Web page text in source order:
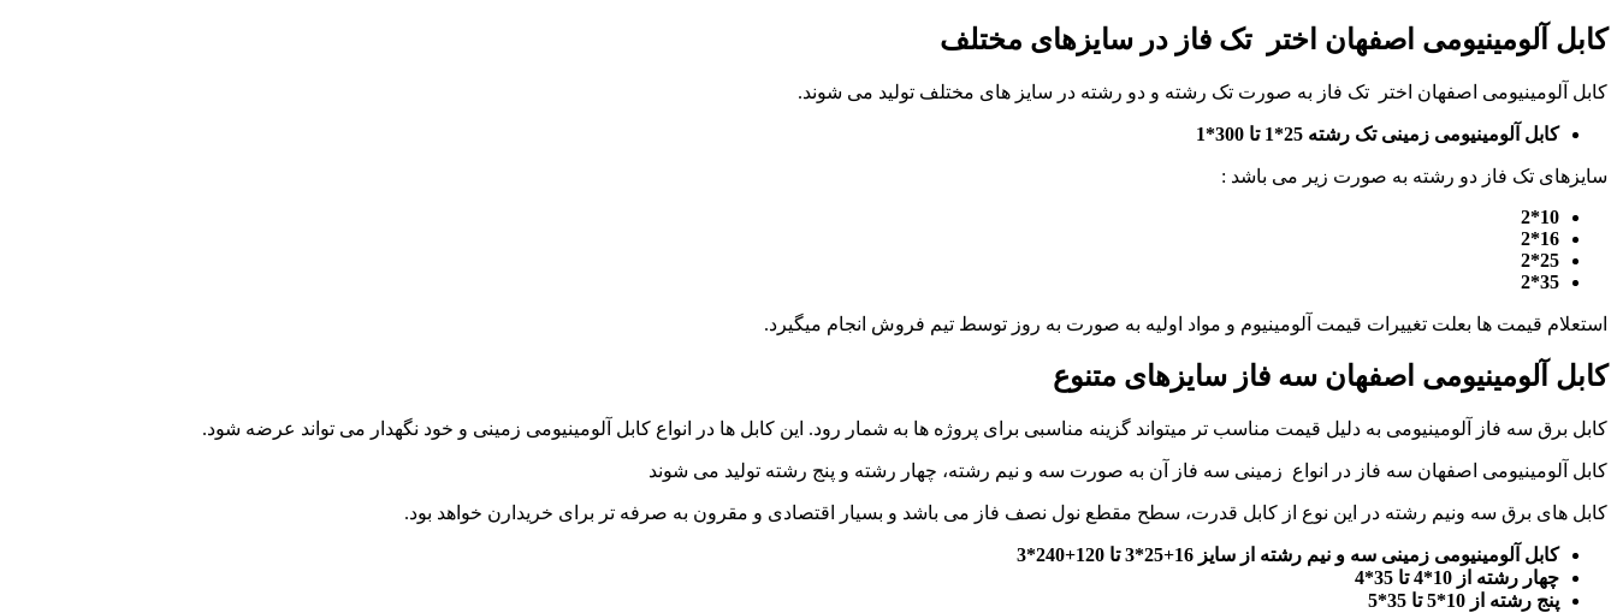
کابل آلومینیومی اصفهان اختر تک فاز در سایزهای مختلف
کابل آلومینیومی اصفهان اختر تک فاز به صورت تک رشته و دو رشته در سایز های مختلف تولید می شوند.
کابل آلومینیومی زمینی تک رشته 25*1 تا 300*1
سایزهای تک فاز دو رشته به صورت زیر می باشد :
10*2
16*2
25*2
35*2
استعلام قیمت ها بعلت تغییرات قیمت آلومینیوم و مواد اولیه به صورت به روز توسط تیم فروش انجام میگیرد.
کابل آلومینیومی اصفهان سه فاز سایزهای متنوع
کابل برق سه فاز آلومینیومی به دلیل قیمت مناسب تر میتواند گزینه مناسبی برای پروژه ها به شمار رود. این کابل ها در انواع کابل آلومینیومی زمینی و خود نگهدار می تواند عرضه شود.
کابل آلومینیومی اصفهان سه فاز در انواع زمینی سه فاز آن به صورت سه و نیم رشته، چهار رشته و پنج رشته تولید می شوند
کابل های برق سه ونیم رشته در این نوع از کابل قدرت، سطح مقطع نول نصف فاز می باشد و بسیار اقتصادی و مقرون به صرفه تر برای خریدارن خواهد بود.
کابل آلومینیومی زمینی سه و نیم رشته از سایز 16+25*3 تا 120+240*3
چهار رشته از 10*4 تا 35*4
پنج رشته از 10*5 تا 35*5